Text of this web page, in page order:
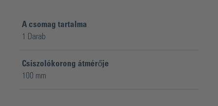
A csomag tartalma
1 Darab
Csiszolókorong átmérője
100 mm